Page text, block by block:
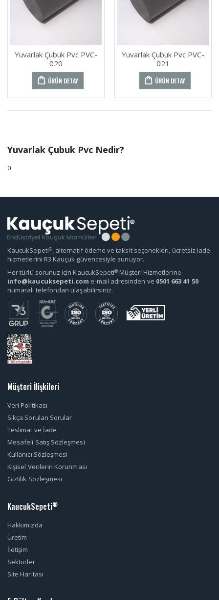
Yuvarlak Çubuk Pvc PVC-
020
ÜRÜN DETAY
Yuvarlak Çubuk Pvc PVC-
021
ÜRÜN DETAY
Yuvarlak Çubuk Pvc Nedir?
0
KaucukSepeti®, alternatif ödeme ve taksit seçenekleri, ücretsiz iade
hizmetlerini R3 Kauçuk güvencesiyle sunuyor.
Her türlü sorunuz için KaucukSepeti® Müşteri Hizmetlerine
info@kaucuksepeti.com e-mail adresinden ve 0501 663 41 50
numaralı telefondan ulaşabilirsiniz.
Müşteri İlişkileri
Veri Politikası
Sıkça Sorulan Sorular
Teslimat ve İade
Mesafeli Satış Sözleşmesi
Kullanıcı Sözleşmesi
Kişisel Verilerin Korunması
Gizlilik Sözleşmesi
KaucukSepeti®
Hakkımızda
Üretim
İletişim
Sektörler
Site Haritası